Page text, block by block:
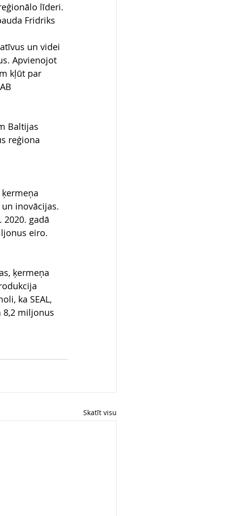
līderi.
Fridriks
un videi
Apvienojot
kļūt par
Baltijas
reģiona
inovācijas.
2020. gadā
eiro.
ķermeņa
ka SEAL,
8,2 miljonus
Skatīt visu